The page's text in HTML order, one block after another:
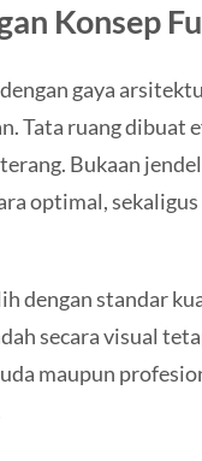
Konsep
gaya
Tata ruang dibuat
Bukaan
optimal,
dengan standar
secara visual
maupun